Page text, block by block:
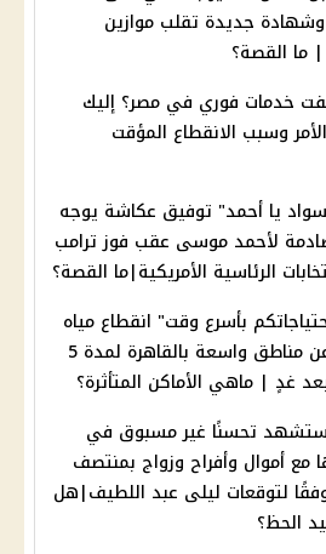
جديدة تقلب موازين
ما القصة؟
خدمات فوري في مصر؟ إليك
وسبب الانقطاع المؤقت
يا أحمد" توفيق عكاشة يوجه
لأحمد موسى عقب فوز ترامب
الرئاسية الأمريكية|ما القصة؟
بأسرع وقت" انقطاع مياه
الشرب عن مناطق واسعة بالقاهرة لمدة 5
غدٍ | ماهي الأماكن المتأثرة؟
ستشهد تحسنًا غير مسبوق في
أموال وأفراح وزواج بمنتصف
لتوقعات ليلى عبد اللطيف|هل
الحظ؟